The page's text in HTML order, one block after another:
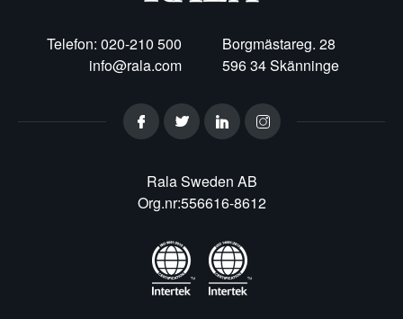
Telefon: 020-210 500
info@rala.com
Borgmästareg. 28
596 34 Skänninge
Rala Sweden AB
Org.nr:556616-8612